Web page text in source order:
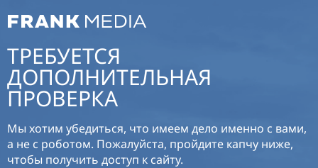
ТРЕБУЕТСЯ
ДОПОЛНИТЕЛЬНАЯ
ПРОВЕРКА
Мы хотим убедиться, что имеем дело именно с вами,
а не с роботом. Пожалуйста, пройдите капчу ниже,
чтобы получить доступ к сайту.